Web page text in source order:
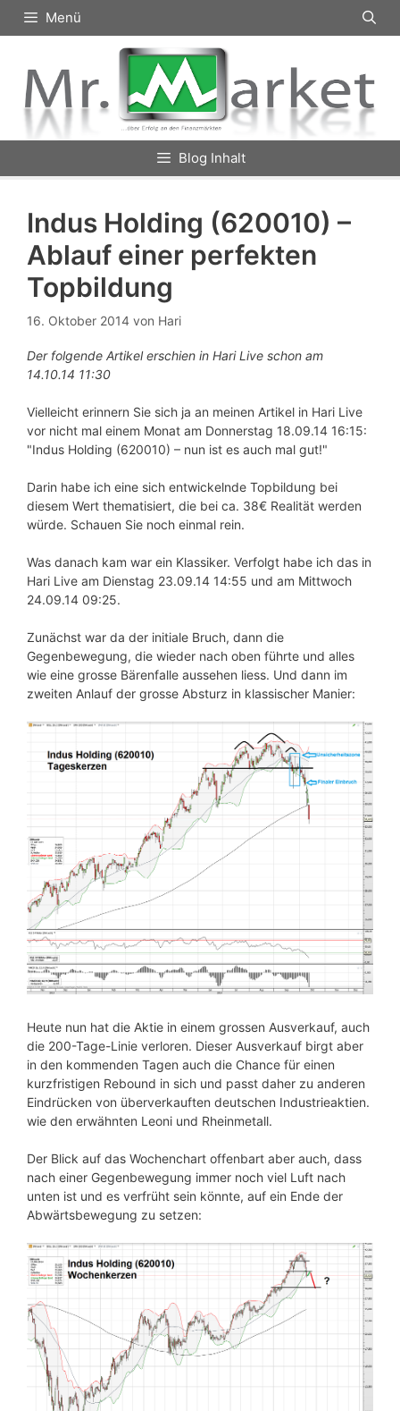
Inhalt
Menü
Blog Inhalt
Indus Holding (620010) –
Ablauf einer perfekten
Topbildung
16. Oktober 2014 von Hari
Der folgende Artikel erschien in Hari Live schon am
14.10.14 11:30
Vielleicht erinnern Sie sich ja an meinen Artikel in Hari Live
vor nicht mal einem Monat am Donnerstag 18.09.14 16:15:
"Indus Holding (620010) – nun ist es auch mal gut!"
Darin habe ich eine sich entwickelnde Topbildung bei
diesem Wert thematisiert, die bei ca. 38€ Realität werden
würde. Schauen Sie noch einmal rein.
Was danach kam war ein Klassiker. Verfolgt habe ich das in
Hari Live am Dienstag 23.09.14 14:55 und am Mittwoch
24.09.14 09:25.
Zunächst war da der initiale Bruch, dann die
Gegenbewegung, die wieder nach oben führte und alles
wie eine grosse Bärenfalle aussehen liess. Und dann im
zweiten Anlauf der grosse Absturz in klassischer Manier:
Heute nun hat die Aktie in einem grossen Ausverkauf, auch
die 200-Tage-Linie verloren. Dieser Ausverkauf birgt aber
in den kommenden Tagen auch die Chance für einen
kurzfristigen Rebound in sich und passt daher zu anderen
Eindrücken von überverkauften deutschen Industrieaktien.
wie den erwähnten Leoni und Rheinmetall.
Der Blick auf das Wochenchart offenbart aber auch, dass
nach einer Gegenbewegung immer noch viel Luft nach
unten ist und es verfrüht sein könnte, auf ein Ende der
Abwärtsbewegung zu setzen: